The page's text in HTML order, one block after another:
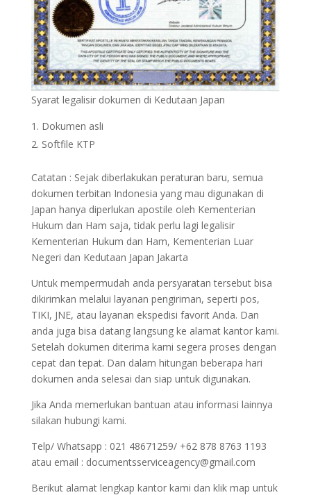
Syarat legalisir dokumen di Kedutaan Japan
Dokumen asli
Softfile KTP
Catatan : Sejak diberlakukan peraturan baru, semua
dokumen terbitan Indonesia yang mau digunakan di
Japan hanya diperlukan apostile oleh Kementerian
Hukum dan Ham saja, tidak perlu lagi legalisir
Kementerian Hukum dan Ham, Kementerian Luar
Negeri dan Kedutaan Japan Jakarta
Untuk mempermudah anda persyaratan tersebut bisa
dikirimkan melalui layanan pengiriman, seperti pos,
TIKI, JNE, atau layanan ekspedisi favorit Anda. Dan
anda juga bisa datang langsung ke alamat kantor kami.
Setelah dokumen diterima kami segera proses dengan
cepat dan tepat. Dan dalam hitungan beberapa hari
dokumen anda selesai dan siap untuk digunakan.
Jika Anda memerlukan bantuan atau informasi lainnya
silakan hubungi kami.
Telp/ Whatsapp : 021 48671259/ +62 878 8763 1193
atau email : documentsserviceagency@gmail.com
Berikut alamat lengkap kantor kami dan klik map untuk